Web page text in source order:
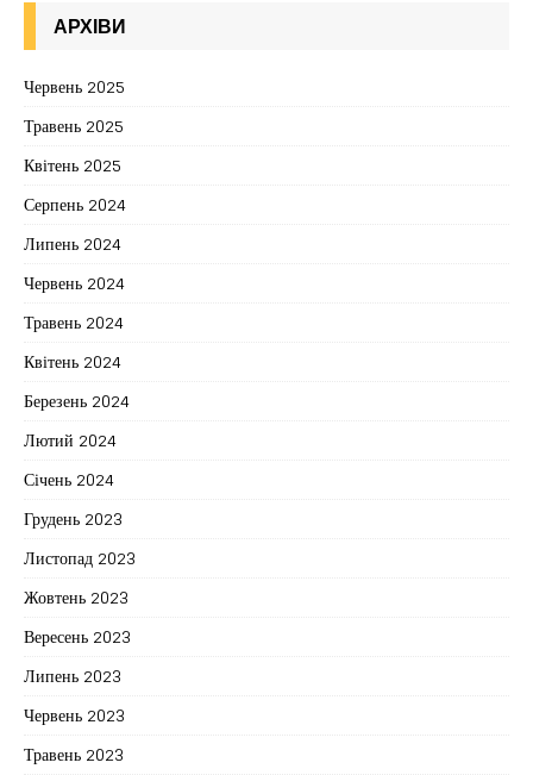
АРХІВИ
Червень 2025
Травень 2025
Квітень 2025
Серпень 2024
Липень 2024
Червень 2024
Травень 2024
Квітень 2024
Березень 2024
Лютий 2024
Січень 2024
Грудень 2023
Листопад 2023
Жовтень 2023
Вересень 2023
Липень 2023
Червень 2023
Травень 2023